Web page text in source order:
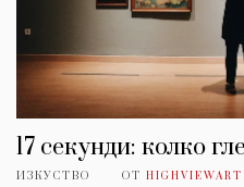
17 секунди: колко
ИЗКУСТВО ОТ HIGHVIEWART